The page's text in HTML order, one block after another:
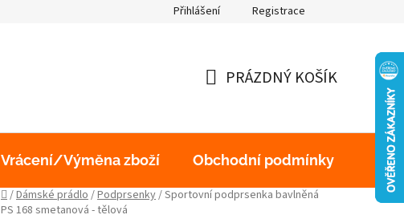
Přihlášení Registrace
KOŠÍK
PRÁZDNÝ KOŠÍK
Vrácení/Výměna zboží Obchodní podmínky
Domů
/Dámské prádlo/Podprsenky/Sportovní podprsenka bavlněná
PS 168 smetanová - tělová